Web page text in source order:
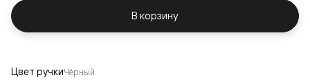
В корзину
Цвет ручкиЧёрный